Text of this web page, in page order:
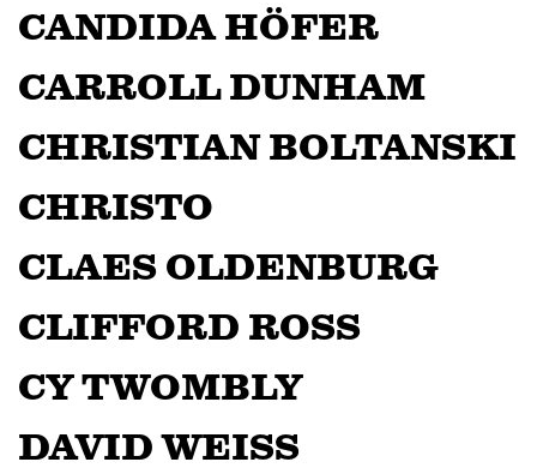
CANDIDA HÖFER
CARROLL DUNHAM
CHRISTIAN BOLTANSKI
CHRISTO
CLAES OLDENBURG
CLIFFORD ROSS
CY TWOMBLY
DAVID WEISS